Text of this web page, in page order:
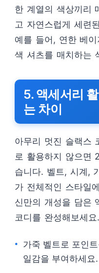
한 계열의 색상끼리
고 자연스럽게 세련
예를 들어, 연한 베
색 셔츠를 매치하는
5. 액세서리
는 차이
아무리 멋진 슬랙스
로 활용하지 않으면
습니다. 벨트, 시계,
가 전체적인 스타일
신만의 개성을 담은
코디를 완성해보세요.
가죽 벨트로 포인
일감을 부여하세요.